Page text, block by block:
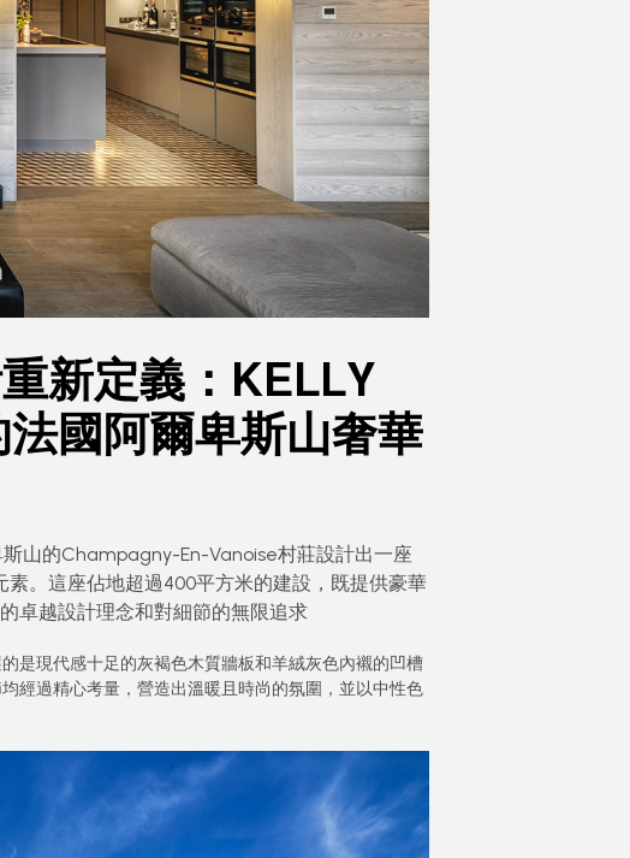
新定義：KELLY
法國阿爾卑斯山奢華
山的Champagny-En-Vanoise村莊設計出一座
。這座佔地超過400平方米的建設，既提供豪華
卓越設計理念和對細節的無限追求
是現代感十足的灰褐色木質牆板和羊絨灰色內襯的凹槽
經過精心考量，營造出溫暖且時尚的氛圍，並以中性色